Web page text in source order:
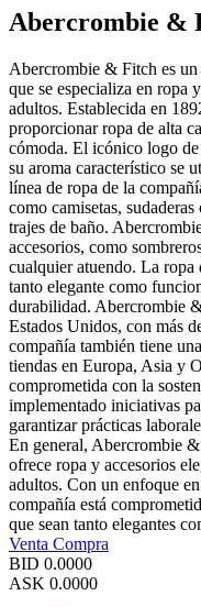
Abercrombie &
Abercrombie & Fitch es
que se especializa en ropa
adultos. Establecida en
proporcionar ropa de alta
cómoda. El icónico logo
su aroma característico se
línea de ropa de la
como camisetas,
trajes de baño.
accesorios, como
cualquier atuendo. La ropa
tanto elegante como
durabilidad. Abercrombie
Estados Unidos, con más
compañía también tiene
tiendas en Europa, Asia y
comprometida con la
implementado iniciativas
garantizar prácticas
En general, Abercrombie
ofrece ropa y accesorios
adultos. Con un enfoque
compañía está
que sean tanto elegantes
Venta Compra
BID 0.0000
ASK 0.0000